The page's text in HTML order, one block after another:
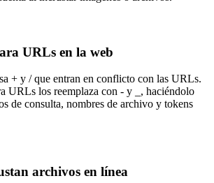
URLs en la web
+ y / que entran en conflicto con las URLs.
URLs los reemplaza con - y _, haciéndolo
de consulta, nombres de archivo y tokens
archivos en línea